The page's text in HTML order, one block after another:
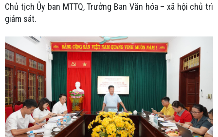
Chủ tịch Ủy ban MTTQ, Trưởng Ban Văn hóa – xã hội chủ trì
giám sát.